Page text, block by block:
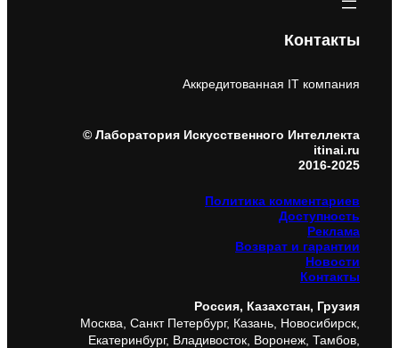
Контакты
Аккредитованная IT компания
© Лаборатория Искусственного Интеллекта
itinai.ru
2016-2025
Политика комментариев
Доступность
Реклама
Возврат и гарантии
Новости
Контакты
Россия, Казахстан, Грузия
Москва, Санкт Петербург, Казань, Новосибирск,
Екатеринбург, Владивосток, Воронеж, Тамбов,